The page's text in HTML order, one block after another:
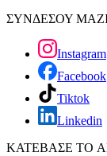
ΣΥΝΔΕΣΟΥ
Instagram
Facebook
Tiktok
Linkedin
ΚΑΤΕΒΑΣΕ ΤΟ